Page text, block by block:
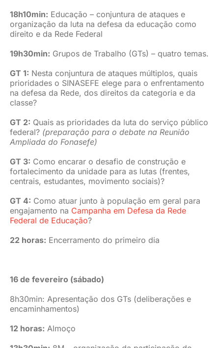
18h10min: Educação – conjuntura de ataques e
organização da luta na defesa da educação como
direito e da Rede Federal
19h30min: Grupos de Trabalho (GTs) – quatro temas.
GT 1: Nesta conjuntura de ataques múltiplos, quais
prioridades o SINASEFE elege para o enfrentamento
na defesa da Rede, dos direitos da categoria e da
classe?
GT 2: Quais as prioridades da luta do serviço público
federal? (preparação para o debate na Reunião
Ampliada do Fonasefe)
GT 3: Como encarar o desafio de construção e
fortalecimento da unidade para as lutas (frentes,
centrais, estudantes, movimento sociais)?
GT 4: Como atuar junto à população em geral para
engajamento na Campanha em Defesa da Rede
Federal de Educação?
22 horas: Encerramento do primeiro dia
16 de fevereiro (sábado)
8h30min: Apresentação dos GTs (deliberações e
encaminhamentos)
12 horas: Almoço